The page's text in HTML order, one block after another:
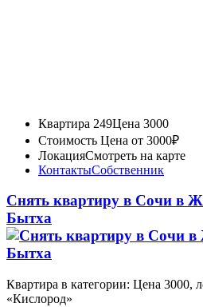
Квартира 249Цена 3000
Стоимость Цена от 3000₽
ЛокацияСмотреть на карте
КонтактыСобственник
Снять квартиру в Сочи в
Бытха
Квартира в категории: Цена 3000,
«Кислород»